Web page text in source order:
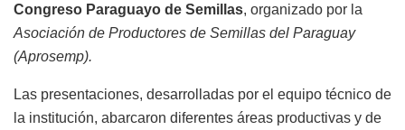
Congreso Paraguayo de Semillas, organizado por la
Asociación de Productores de Semillas del Paraguay
(Aprosemp).
Las presentaciones, desarrolladas por el equipo técnico de
la institución, abarcaron diferentes áreas productivas y de